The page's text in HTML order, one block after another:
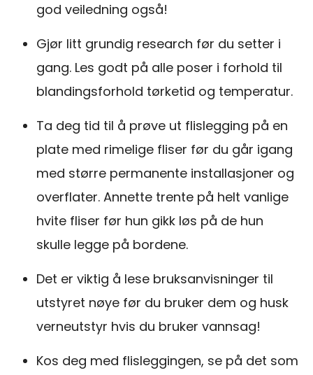
god veiledning også!
Gjør litt grundig research før du setter i
gang. Les godt på alle poser i forhold til
blandingsforhold tørketid og temperatur.
Ta deg tid til å prøve ut flislegging på en
plate med rimelige fliser før du går igang
med større permanente installasjoner og
overflater. Annette trente på helt vanlige
hvite fliser før hun gikk løs på de hun
skulle legge på bordene.
Det er viktig å lese bruksanvisninger til
utstyret nøye før du bruker dem og husk
verneutstyr hvis du bruker vannsag!
Kos deg med flisleggingen, se på det som